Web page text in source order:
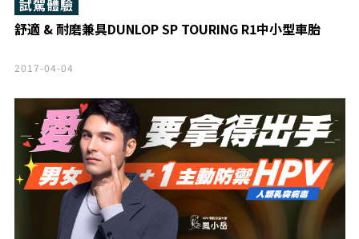
舒適 & 耐磨兼具DUNLOP SP TOURING R1中小型車胎
試駕體驗
2017-04-04